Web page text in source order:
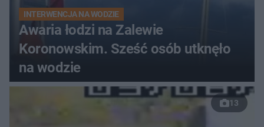
INTERWENCJA NA WODZIE
Awaria łodzi na Zalewie
Koronowskim. Sześć osób utknęło
na wodzie
13